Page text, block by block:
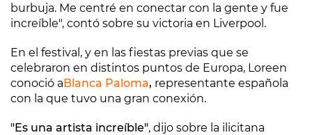
burbuja. Me centré en conectar con la gente y fue
increíble", contó sobre su victoria en Liverpool.
En el festival, y en las fiestas previas que se
celebraron en distintos puntos de Europa, Loreen
conoció aBlanca Paloma, representante española
con la que tuvo una gran conexión.
"Es una artista increíble", dijo sobre la ilicitana